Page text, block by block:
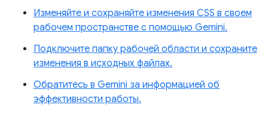
Изменяйте и сохраняйте изменения CSS в своем
рабочем пространстве с помощью Gemini.
Подключите папку рабочей области и сохраните
изменения в исходных файлах.
Обратитесь в Gemini за информацией об
эффективности работы.